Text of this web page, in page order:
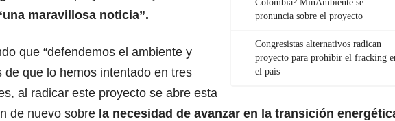
Colombia? MinAmbiente se
pronuncia sobre el proyecto
Congresistas alternativos radican
proyecto para prohibir el fracking
el país
maravillosa noticia”.
que “defendemos el ambiente y
de que lo hemos intentado en tres
al radicar este proyecto se abre esta
de nuevo sobre la necesidad de avanzar en la transición